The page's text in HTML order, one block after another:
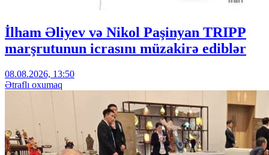
İlham Əliyev və Nikol Paşinyan TRIPP
marşrutunun icrasını müzakirə ediblər
08.08.2026, 13:50
Ətraflı oxumaq